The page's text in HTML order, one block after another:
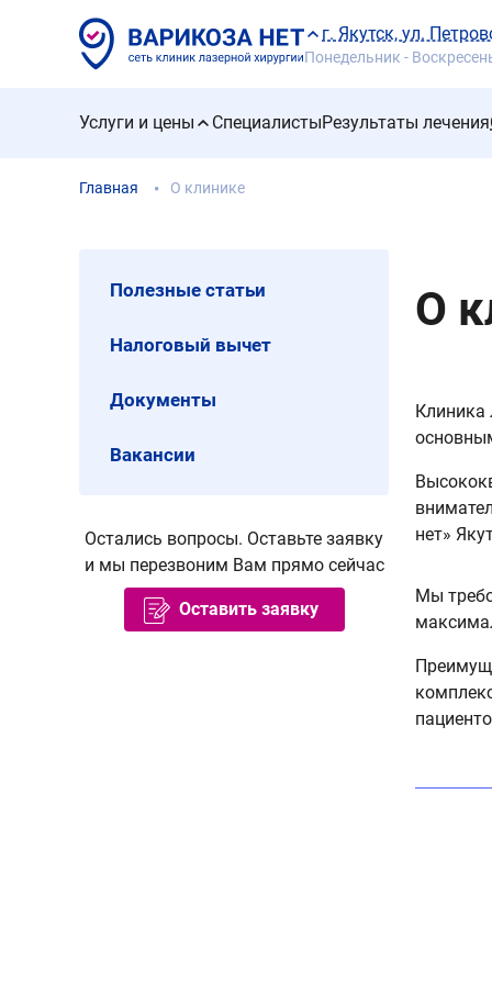
г. Якутск, ул.
Понедельник -
Услуги и цены СпециалистыРезультаты лечения
Главная О клинике
О
Клиника
нет»
Мы
Полезные статьи
Налоговый вычет
Документы
Вакансии
Остались вопросы. Оставьте заявку
и мы перезвоним Вам прямо сейчас
Оставить заявку